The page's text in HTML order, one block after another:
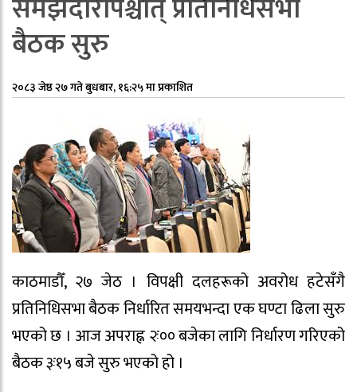
समझदारीपश्चात् प्रतिनिधिसभा
बैठक सुरु
२०८३ जेष्ठ २७ गते बुधबार, १६:२५ मा प्रकाशित
काठमाडौँ, २७ जेठ । विपक्षी दलहरूको अवरोध हटेसँगै
प्रतिनिधिसभा बैठक निर्धारित समयभन्दा एक घण्टा ढिला सुरु
भएको छ । आज अपराह्न २ः०० बजेका लागि निर्धारण गरिएको
बैठक ३ः१५ बजे सुरु भएको हो ।